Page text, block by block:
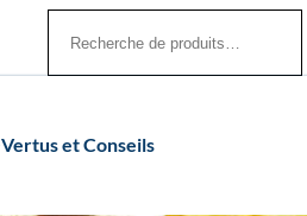
Vertus et Conseils